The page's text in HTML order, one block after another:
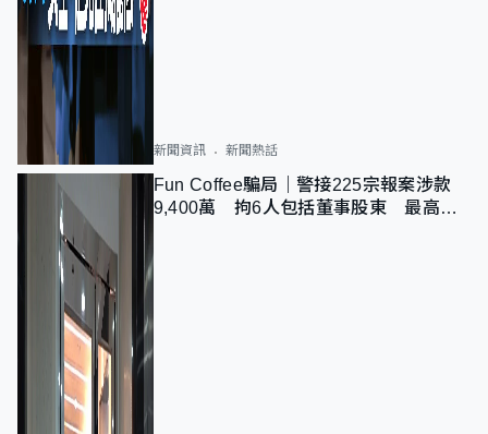
新聞資訊 新聞熱話
Fun Coffee騙局｜警接225宗報案涉款
9,400萬 拘6人包括董事股東 最高金